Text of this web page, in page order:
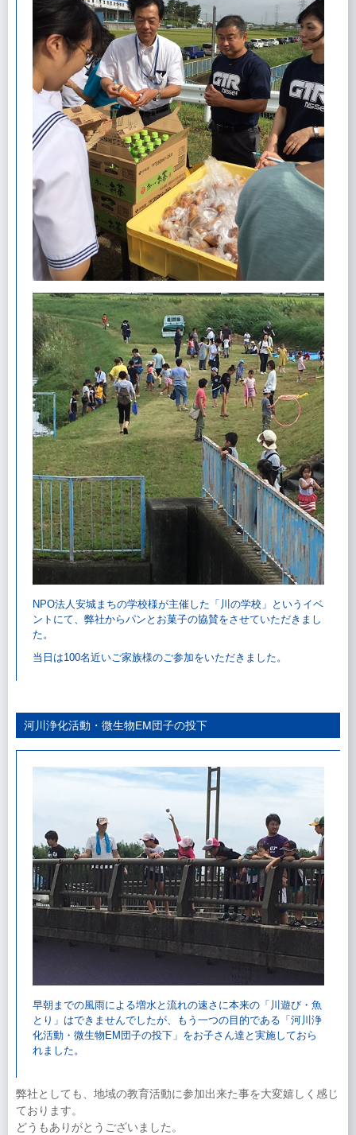
NPO法人安城まちの学校様が主催した「川の学校」というイベ
ントにて、弊社からパンとお菓子の協賛をさせていただきまし
た。
当日は100名近いご家族様のご参加をいただきました。
河川浄化活動・微生物EM団子の投下
早朝までの風雨による増水と流れの速さに本来の「川遊び・魚
とり」はできませんでしたが、もう一つの目的である「河川浄
化活動・微生物EM団子の投下」をお子さん達と実施しておら
れました。
弊社としても、地域の教育活動に参加出来た事を大変嬉しく感じ
ております。
どうもありがとうございました。